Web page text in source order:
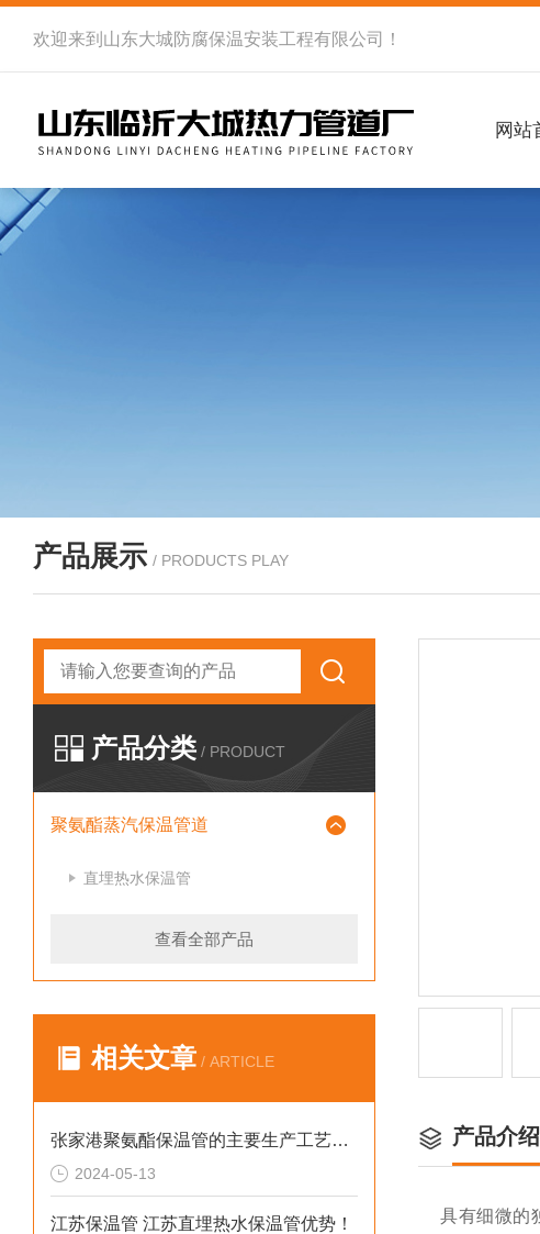
欢迎来到 山东大城防腐保温安装工程有限公司 ！
网站
产品展示 / PRODUCTS PLAY
产品分类 / PRODUCT
聚氨酯蒸汽保温管道
直埋热水保温管
查看全部产品
相关文章 / ARTICLE
张家港聚氨酯保温管的主要生产工艺和流程
2024-05-13
江苏保温管 江苏直埋热水保温管优势！
产品介绍
具有细微的